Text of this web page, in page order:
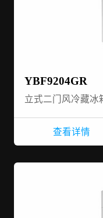
YBF9204GR
立式二门风冷藏冰
查看详情